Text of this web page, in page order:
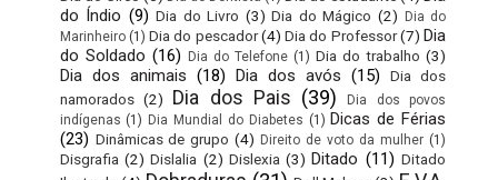
do Índio (9) Dia do Livro (3) Dia do Mágico (2)
Dia do
Marinheiro (1) Dia do pescador (4) Dia do Professor (7) Dia
do Soldado (16) Dia do Telefone (1) Dia do trabalho (3)
Dia dos animais (18) Dia dos avós (15)
Dia dos
namorados (2) Dia dos Pais (39)
Dia dos povos
indígenas (1) Dia Mundial do Diabetes (1) Dicas de Férias
(23) Dinâmicas de grupo (4) Direito de voto da mulher (1)
Disgrafia (2) Dislalia (2) Dislexia (3) Ditado (11) Ditado